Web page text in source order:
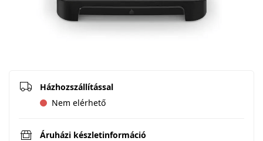
Házhozszállítással
Nem elérhető
Áruházi készletinformáció